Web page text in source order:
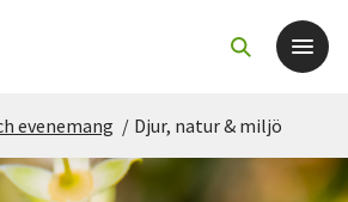
evenemang / Djur, natur & miljö